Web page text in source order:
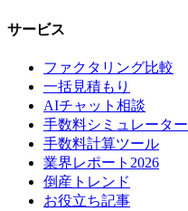
サービス
ファクタリング比較
一括見積もり
AIチャット相談
手数料シミュレーター
手数料計算ツール
業界レポート2026
倒産トレンド
お役立ち記事